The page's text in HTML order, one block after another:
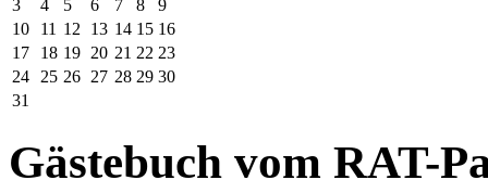
3
4 5 6 7 8
9
10
11 12 13 14 15 16
17
18 19 20 21 22 23
24
25 26 27 28 29 30
31
Gästebuch vom RAT-